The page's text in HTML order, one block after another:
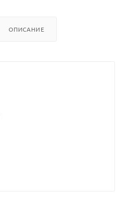
ОПИСАНИЕ